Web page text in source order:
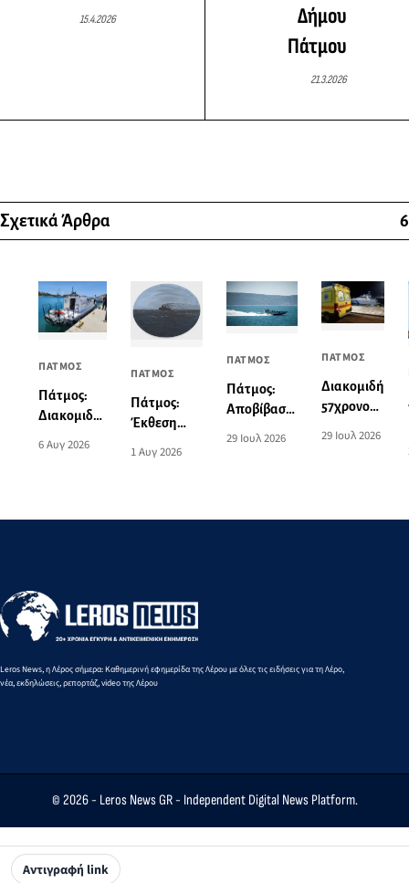
15.4.2026
Δήμου
Πάτμου
21.3.2026
Σχετικά Άρθρα 6
ΠΑΤΜΟΣ
Πάτμος:
Διακομιδή
στη Λέρο
6 Αυγ 2026
ΠΑΤΜΟΣ
Πάτμος:
Έκθεση
του Norman
Σταύρακα
1 Αυγ 2026
ΠΑΤΜΟΣ
Πάτμος:
Αποβίβαση
τραυματία
29 Ιουλ 2026
ΠΑΤΜΟΣ
Διακομιδή
57χρονου
29 Ιουλ 2026
Αντιγραφή link
Leros News, η Λέρος σήμερα: Καθημερινή εφημερίδα της Λέρου με όλες τις ειδήσεις για τη Λέρο,
νέα, εκδηλώσεις, ρεπορτάζ, video της Λέρου
© 2026 - Leros News GR- Independent Digital News Platform.